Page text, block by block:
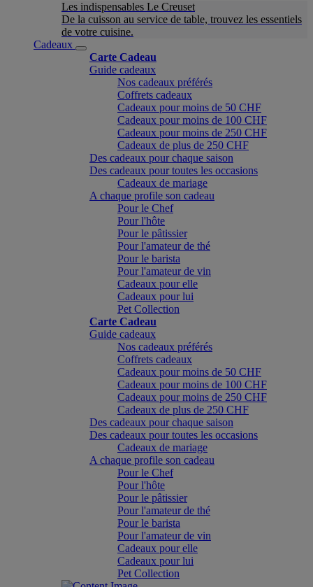
Les indispensables Le Creuset
De la cuisson au service de table, trouvez les essentiels
de votre cuisine.
Cadeaux
Carte Cadeau
Guide cadeaux
Nos cadeaux préférés
Coffrets cadeaux
Cadeaux pour moins de 50 CHF
Cadeaux pour moins de 100 CHF
Cadeaux pour moins de 250 CHF
Cadeaux de plus de 250 CHF
Des cadeaux pour chaque saison
Des cadeaux pour toutes les occasions
Cadeaux de mariage
A chaque profile son cadeau
Pour le Chef
Pour l'hôte
Pour le pâtissier
Pour l'amateur de thé
Pour le barista
Pour l'amateur de vin
Cadeaux pour elle
Cadeaux pour lui
Pet Collection
Carte Cadeau
Guide cadeaux
Nos cadeaux préférés
Coffrets cadeaux
Cadeaux pour moins de 50 CHF
Cadeaux pour moins de 100 CHF
Cadeaux pour moins de 250 CHF
Cadeaux de plus de 250 CHF
Des cadeaux pour chaque saison
Des cadeaux pour toutes les occasions
Cadeaux de mariage
A chaque profile son cadeau
Pour le Chef
Pour l'hôte
Pour le pâtissier
Pour l'amateur de thé
Pour le barista
Pour l'amateur de vin
Cadeaux pour elle
Cadeaux pour lui
Pet Collection